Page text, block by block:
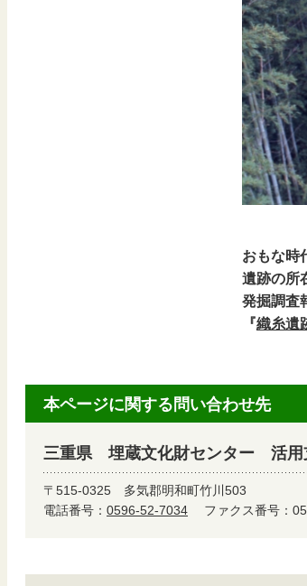
方形
おもな時
遺跡の所
発掘調査
『織糸遺
本ページに関する問い合わせ先
三重県 埋蔵文化財センター 活用
〒515-0325 多気郡明和町竹川503
電話番号： 0596-52-7034 ファクス番号：